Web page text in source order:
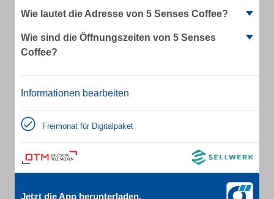
Wie lautet die Adresse von 5 Senses Coffee?
Wie sind die Öffnungszeiten von 5 Senses
Coffee?
Informationen bearbeiten
Freimonat für Digitalpaket
Jetzt die App herunterladen.